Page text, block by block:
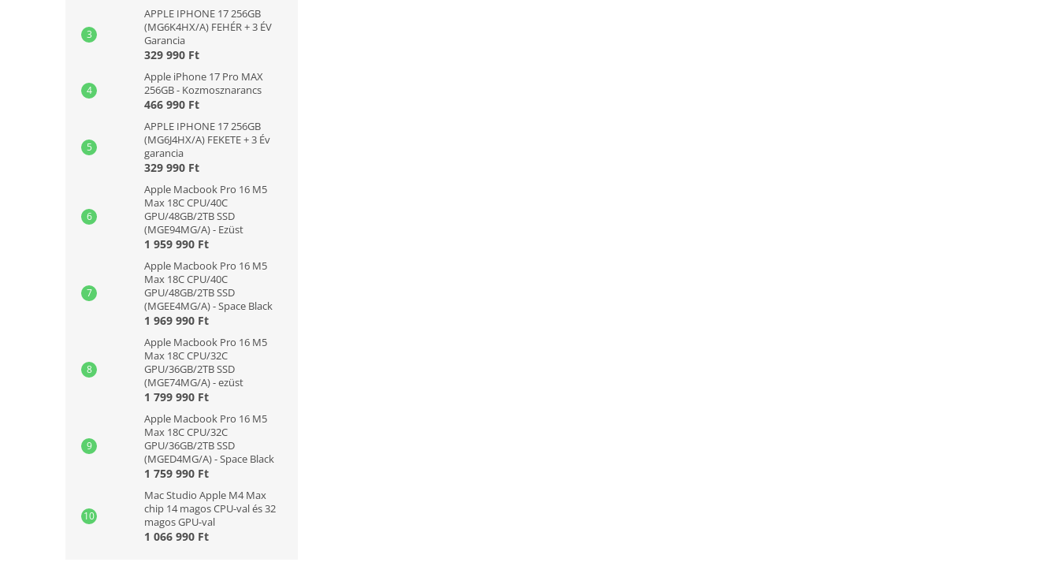
APPLE IPHONE 17 256GB
(MG6K4HX/A) FEHÉR + 3 ÉV
Garancia
329 990 Ft
Apple iPhone 17 Pro MAX
256GB - Kozmosznarancs
466 990 Ft
APPLE IPHONE 17 256GB
(MG6J4HX/A) FEKETE + 3 Év
garancia
329 990 Ft
Apple Macbook Pro 16 M5
Max 18C CPU/40C
GPU/48GB/2TB SSD
(MGE94MG/A) - Ezüst
1 959 990 Ft
Apple Macbook Pro 16 M5
Max 18C CPU/40C
GPU/48GB/2TB SSD
(MGEE4MG/A) - Space Black
1 969 990 Ft
Apple Macbook Pro 16 M5
Max 18C CPU/32C
GPU/36GB/2TB SSD
(MGE74MG/A) - ezüst
1 799 990 Ft
Apple Macbook Pro 16 M5
Max 18C CPU/32C
GPU/36GB/2TB SSD
(MGED4MG/A) - Space Black
1 759 990 Ft
Mac Studio Apple M4 Max
chip 14 magos CPU-val és 32
magos GPU-val
1 066 990 Ft